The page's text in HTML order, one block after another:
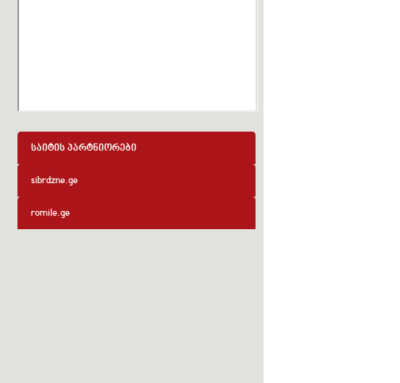
საიტის პარტნიორები
sibrdzne.ge
romile.ge